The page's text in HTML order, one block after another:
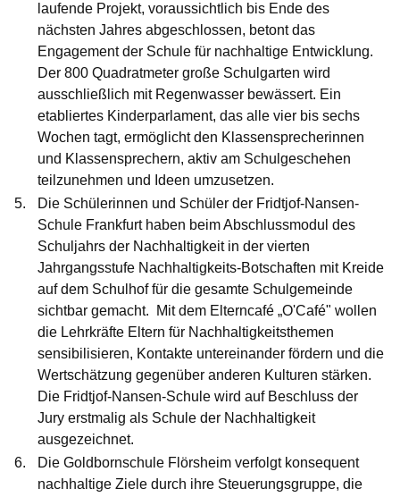
laufende Projekt, voraussichtlich bis Ende des
nächsten Jahres abgeschlossen, betont das
Engagement der Schule für nachhaltige Entwicklung.
Der 800 Quadratmeter große Schulgarten wird
ausschließlich mit Regenwasser bewässert. Ein
etabliertes Kinderparlament, das alle vier bis sechs
Wochen tagt, ermöglicht den Klassensprecherinnen
und Klassensprechern, aktiv am Schulgeschehen
teilzunehmen und Ideen umzusetzen.
Die Schülerinnen und Schüler der Fridtjof-Nansen-
Schule Frankfurthaben beim Abschlussmodul des
Schuljahrs der Nachhaltigkeit in der vierten
Jahrgangsstufe Nachhaltigkeits-Botschaften mit Kreide
auf dem Schulhof für die gesamte Schulgemeinde
sichtbar gemacht. Mit dem Elterncafé „O'Café" wollen
die Lehrkräfte Eltern für Nachhaltigkeitsthemen
sensibilisieren, Kontakte untereinander fördern und die
Wertschätzung gegenüber anderen Kulturen stärken.
Die Fridtjof-Nansen-Schule wird auf Beschluss der
Jury erstmalig als Schule der Nachhaltigkeit
ausgezeichnet.
Die Goldbornschule Flörsheimverfolgt konsequent
nachhaltige Ziele durch ihre Steuerungsgruppe, die